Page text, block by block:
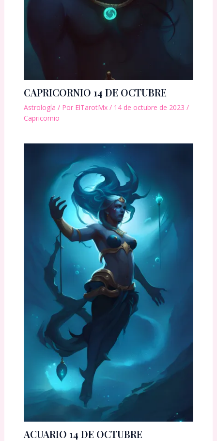
CAPRICORNIO 14 DE OCTUBRE
Astrología / Por ElTarotMx / 14 de octubre de 2023 /
Capricornio
ACUARIO 14 DE OCTUBRE